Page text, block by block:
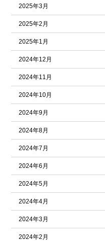
2025年3月
2025年2月
2025年1月
2024年12月
2024年11月
2024年10月
2024年9月
2024年8月
2024年7月
2024年6月
2024年5月
2024年4月
2024年3月
2024年2月